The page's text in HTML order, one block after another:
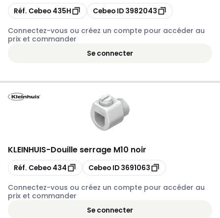
Copier
Réf. Cebeo 435H Copier
Cebeo ID 3982043
Connectez-vous ou créez un compte pour accéder au
prix et commander
Se connecter
KLEINHUIS-Douille serrage M10 noir
Copier
Réf. Cebeo 434 Copier
Cebeo ID 3691063
Connectez-vous ou créez un compte pour accéder au
prix et commander
Se connecter